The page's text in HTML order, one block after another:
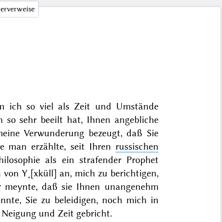
ich so viel als Zeit und Umstände
so sehr beeilt hat, Ihnen angebliche
Verwunderung bezeugt, daß Sie
man erzählte, seit Ihren russischen
als ein strafender Prophet
Y˖[xküll] an, mich zu berichtigen,
daß sie Ihnen unangenehm
Sie zu beleidigen, noch mich in
und Zeit gebricht.